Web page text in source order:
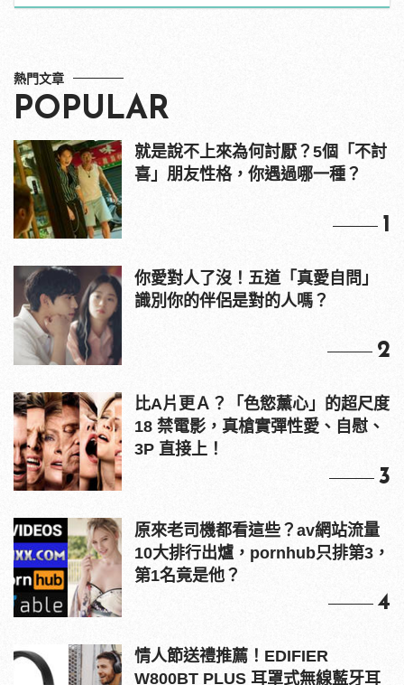
熱門文章
POPULAR
就是說不上來為何討厭？5個「不討
喜」朋友性格，你遇過哪一種？
1
你愛對人了沒！五道「真愛自問」
識別你的伴侶是對的人嗎？
2
比A片更Ａ？「色慾薰心」的超尺度
18 禁電影，真槍實彈性愛、自慰、
3P 直接上！
3
原來老司機都看這些？av網站流量
10大排行出爐，pornhub只排第3，
第1名竟是他？
4
情人節送禮推薦！EDIFIER
W800BT PLUS 耳罩式無線藍牙耳